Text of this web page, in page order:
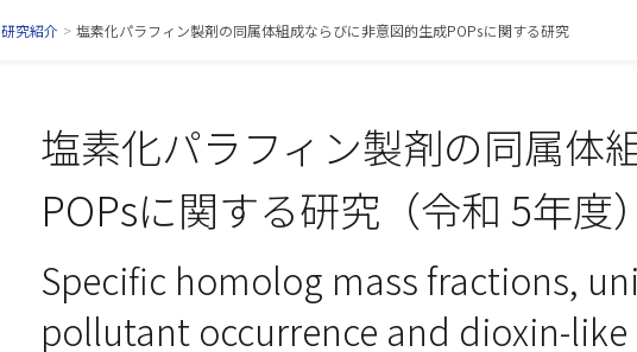
研究紹介 > 塩素化パラフィン製剤の同属体組成ならびに非意図的生成POPsに関する研究
塩素化パラフィン製剤の同属体
POPsに関する研究（令和 5年度）
Specific homolog mass fractions,
pollutant occurrence and dioxin-